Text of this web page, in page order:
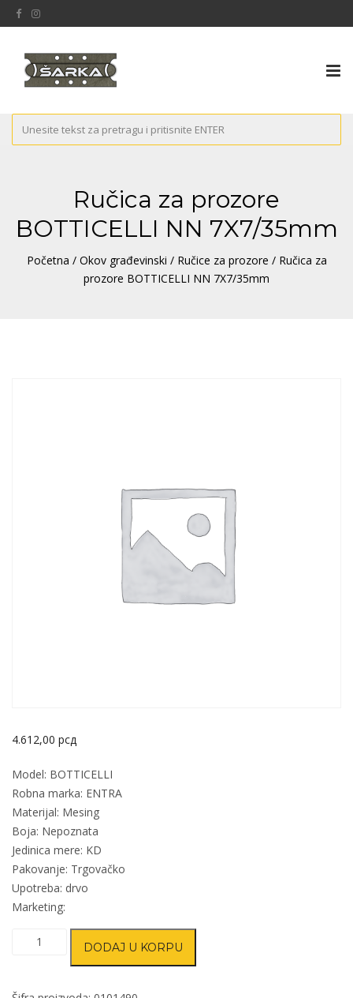
Ručica za prozore
BOTTICELLI NN 7X7/35mm
Početna / Okov građevinski / Ručice za prozore / Ručica za
prozore BOTTICELLI NN 7X7/35mm
4.612,00 рсд
Model: BOTTICELLI
Robna marka: ENTRA
Materijal: Mesing
Boja: Nepoznata
Jedinica mere: KD
Pakovanje: Trgovačko
Upotreba: drvo
Marketing:
Ručica
BOTTICELLI
DODAJ U KORPU